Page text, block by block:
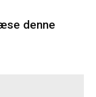
denne